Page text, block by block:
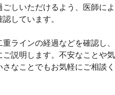
しいただけるよう、医師によ
しています。
ラインの経過などを確認し、
説明します。不安なことや気
なことでもお気軽にご相談く